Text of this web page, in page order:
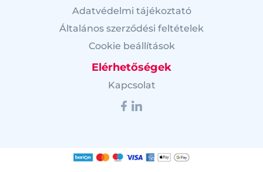
Adatvédelmi tájékoztató
Általános szerződési feltételek
Cookie beállítások
Elérhetőségek
Kapcsolat